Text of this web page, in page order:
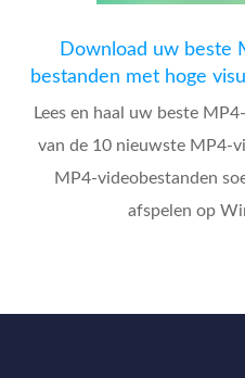
Download uw beste
bestanden met hoge
Lees en haal uw beste
van de 10 nieuwste MP4-
MP4-videobestanden
afspelen op